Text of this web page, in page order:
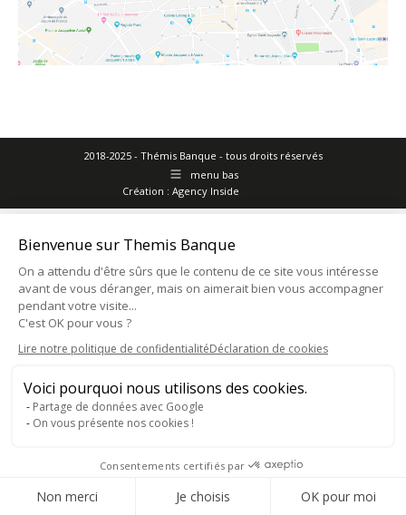
Bienvenue sur Themis Banque
On a attendu d'être sûrs que le contenu de ce site vous intéresse
avant de vous déranger, mais on aimerait bien vous accompagner
pendant votre visite...
C'est OK pour vous ?
Lire notre politique de confidentialitéDéclaration de cookies
Voici pourquoi nous utilisons des cookies.
Partage de données avec Google
On vous présente nos cookies !
Consentements certifiés par
Non merci Je choisis OK pour moi
Consentement RGPD
2018-2025 - Thémis Banque - tous droits réservés
menu bas
Création : Agency Inside